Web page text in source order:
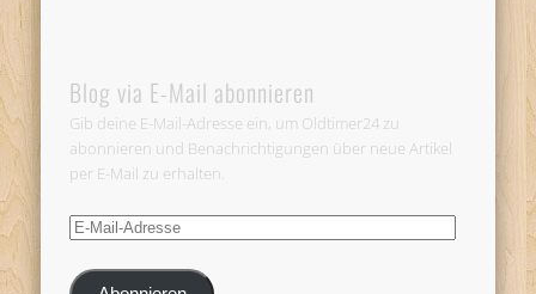
Blog via E-Mail abonnieren
Gib deine E-Mail-Adresse ein, um Oldtimer24 zu
abonnieren und Benachrichtigungen über neue Artikel
per E-Mail zu erhalten.
E-
Adresse